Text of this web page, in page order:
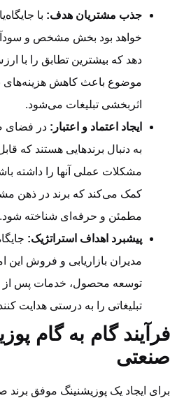
جذب مشتریان هدف: با
خواهد بود بخش مشخص و
دهد که بیشترین تطابق را با
موضوع باعث کاهش هزینه‌های
اثربخشی تبلیغات می‌شود.
ایجاد اعتماد و اعتبار: در فضای
به دنبال برندهایی هستند که
مشکلات عملی آنها را داشته
کمک می‌کند که برند در ذهن
مطمئن و حرفه‌ای شناخته شود.
پیشبرد اهداف استراتژیک:
مدیران بازاریابی و فروش این
توسعه محصول، خدمات پس از
تبلیغاتی را به درستی هدایت
فرآیند گام به گام
صنعتی
برای ایجاد یک پوزیشنینگ موفق برند